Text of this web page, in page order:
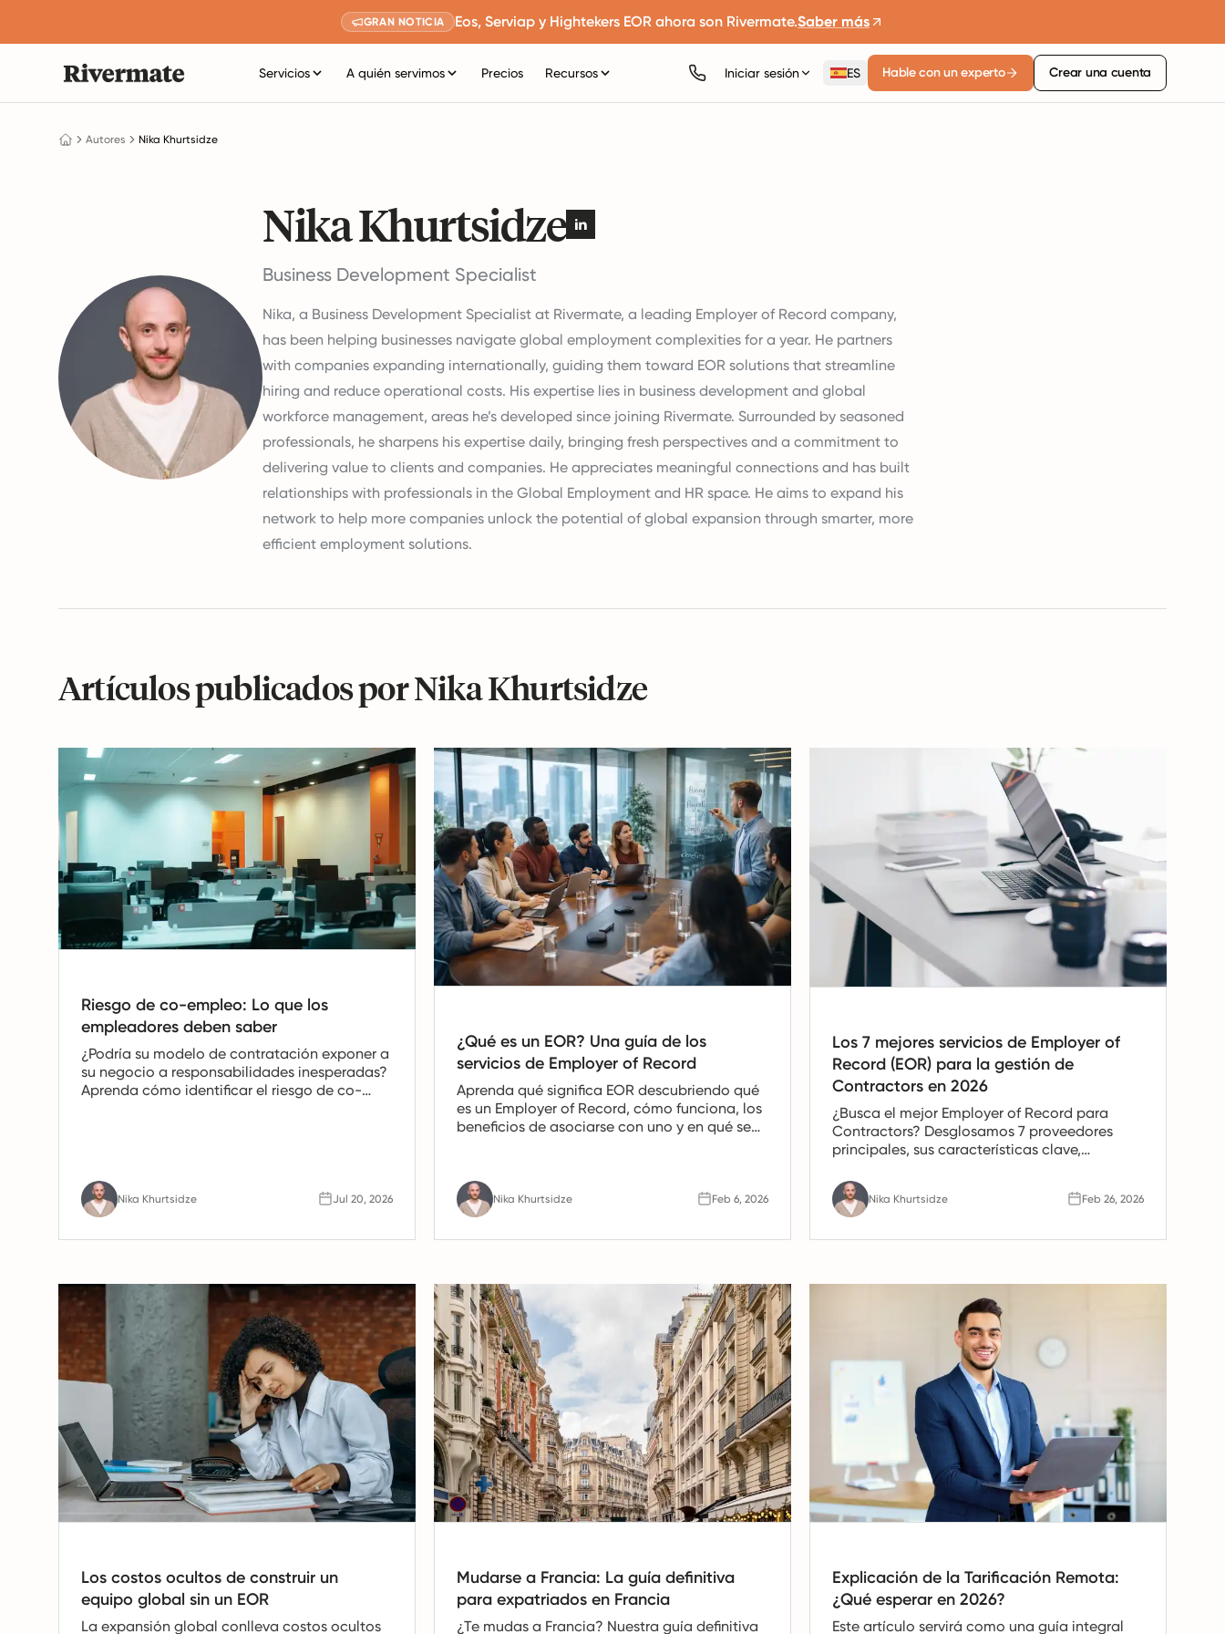
GRAN NOTICIA Eos, Serviap y Hightekers EOR ahora son Rivermate.Saber más
Servicios A quién servimos Precios Recursos Iniciar sesión ES Hable con un experto Crear una cuenta
Autores Nika Khurtsidze
Nika Khurtsidze
Business Development Specialist
Nika, a Business Development Specialist at Rivermate, a leading Employer of Record company,
has been helping businesses navigate global employment complexities for a year. He partners
with companies expanding internationally, guiding them toward EOR solutions that streamline
hiring and reduce operational costs. His expertise lies in business development and global
workforce management, areas he’s developed since joining Rivermate. Surrounded by seasoned
professionals, he sharpens his expertise daily, bringing fresh perspectives and a commitment to
delivering value to clients and companies. He appreciates meaningful connections and has built
relationships with professionals in the Global Employment and HR space. He aims to expand his
network to help more companies unlock the potential of global expansion through smarter, more
efficient employment solutions.
Artículos publicados por Nika Khurtsidze
Riesgo de co-empleo: Lo que los
empleadores deben saber
¿Podría su modelo de contratación exponer a
su negocio a responsabilidades inesperadas?
Aprenda cómo identificar el riesgo de co-
Nika Khurtsidze Jul 20, 2026
¿Qué es un EOR? Una guía de los
servicios de Employer of Record
Aprenda qué significa EOR descubriendo qué
es un Employer of Record, cómo funciona, los
beneficios de asociarse con uno y en qué se
Nika Khurtsidze Feb 6, 2026
Los 7 mejores servicios de Employer of
Record (EOR) para la gestión de
Contractors en 2026
¿Busca el mejor Employer of Record para
Contractors? Desglosamos 7 proveedores
principales, sus características clave,
ideales para equipos globales.
Nika Khurtsidze Feb 26, 2026
Los costos ocultos de construir un
equipo global sin un EOR
La expansión global conlleva costos ocultos
Mudarse a Francia: La guía definitiva
para expatriados en Francia
¿Te mudas a Francia? Nuestra guía definitiva
Explicación de la Tarificación Remota:
¿Qué esperar en 2026?
Este artículo servirá como una guía integral